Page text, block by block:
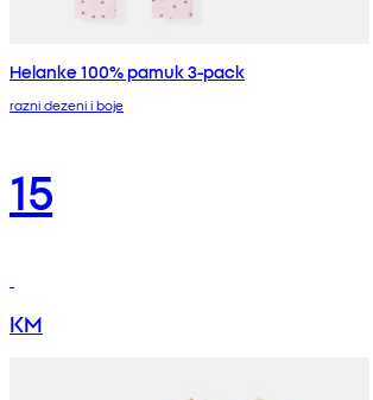
Helanke 100% pamuk 3-pack
razni dezeni i boje
15
KM